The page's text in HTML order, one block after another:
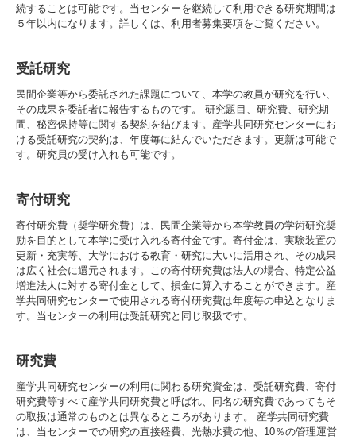
キャンパス
受験生の方 在学生・保証人の方 卒業生の方
一般・企業の方 寄付・ご支援 アクセス
1. Action！x 工学院大学
続することは可能です。当センターを継続して利用できる研究期間は
５年以内になります。詳しくは、利用者募集要項をご覧ください。
受託研究
民間企業等から委託された課題について、本学の教員が研究を行い、
その成果を委託者に報告するものです。 研究題目、研究費、研究期
間、秘密保持等に関する契約を結びます。産学共同研究センターにお
ける受託研究の契約は、年度毎に結んでいただきます。更新は可能で
す。研究員の受け入れも可能です。
寄付研究
寄付研究費（奨学研究費）は、民間企業等から本学教員の学術研究奨
励を目的として本学に受け入れる寄付金です。寄付金は、実験装置の
更新・充実等、大学における教育・研究に大いに活用され、その成果
は広く社会に還元されます。この寄付研究費は法人の場合、特定公益
増進法人に対する寄付金として、損金に算入することができます。産
学共同研究センターで使用される寄付研究費は年度毎の申込となりま
す。当センターの利用は受託研究と同じ取扱です。
研究費
産学共同研究センターの利用に関わる研究資金は、受託研究費、寄付
研究費等すべて産学共同研究費と呼ばれ、同名の研究費であってもそ
の取扱は通常のものとは異なるところがあります。 産学共同研究費
は、当センターでの研究の直接経費、光熱水費の他、10％の管理運営